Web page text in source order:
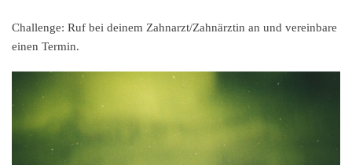
Challenge: Ruf bei deinem Zahnarzt/Zahnärztin an und vereinbare
einen Termin.